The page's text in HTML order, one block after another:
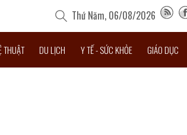
Thứ Năm, 06/08/2026
THUẬT DU LỊCH Y TẾ - SỨC KHỎE GIÁO DỤC